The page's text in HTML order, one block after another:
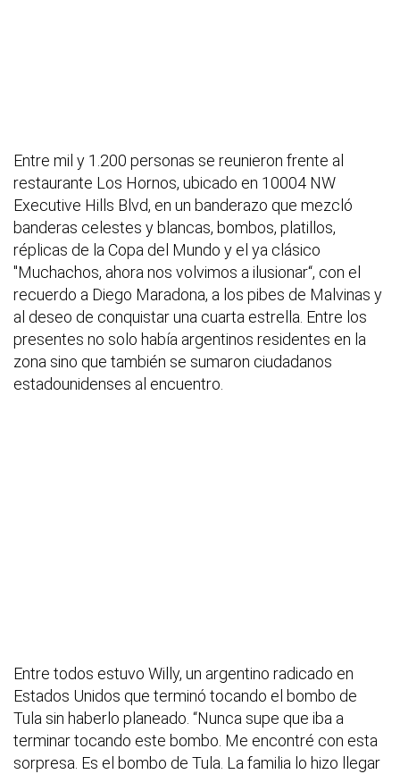
Entre mil y 1.200 personas se reunieron frente al
restaurante Los Hornos, ubicado en 10004 NW
Executive Hills Blvd, en un banderazo que mezcló
banderas celestes y blancas, bombos, platillos,
réplicas de la Copa del Mundo y el ya clásico
"Muchachos, ahora nos volvimos a ilusionar“, con el
recuerdo a Diego Maradona, a los pibes de Malvinas y
al deseo de conquistar una cuarta estrella. Entre los
presentes no solo había argentinos residentes en la
zona sino que también se sumaron ciudadanos
estadounidenses al encuentro.
Entre todos estuvo Willy, un argentino radicado en
Estados Unidos que terminó tocando el bombo de
Tula sin haberlo planeado. “Nunca supe que iba a
terminar tocando este bombo. Me encontré con esta
sorpresa. Es el bombo de Tula. La familia lo hizo llegar